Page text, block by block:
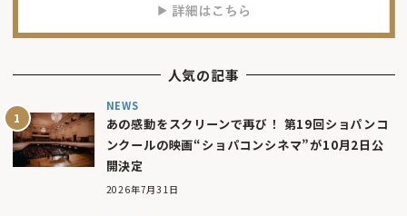
人気の記事
NEWS
あの感動をスクリーンで再び！ 第19回ショパンコ
ンクールの映画“ショパコンシネマ”が10月2日公
開決定
2026年7月31日